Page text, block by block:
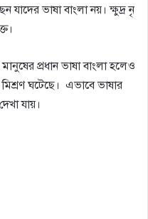
যাদের ভাষা বাংলা নয়। ক্ষুদ্র নৃ
প্রধান ভাষা বাংলা হলেও
ঘটেছে। ‌ এভাবে ভাষার
যায়।